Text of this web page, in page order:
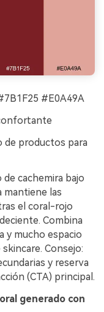
#E0A49A
de productos para
de cachemira bajo
mantiene las
el coral-rojo
Combina
y mucho espacio
Consejo:
y reserva
(CTA) principal.
generado con